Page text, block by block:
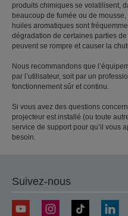
produits chimiques se volatilisent,
beaucoup de fumée ou de
huiles aromatiques sont
dégradation de certaines parties
peuvent se rompre et causer la
Nous recommandons que
par l’utilisateur, soit par un
fonctionnement sûr et continu.
Si vous avez des questions
projecteur est installé (ou toute
service de support pour qu’il vous
besoin.
Suivez-nous